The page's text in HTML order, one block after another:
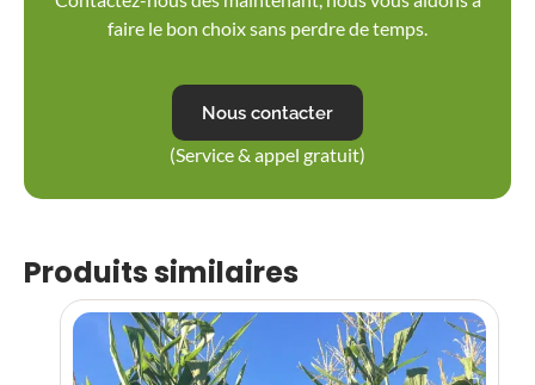
faire le bon choix sans perdre de temps.
Nous contacter
(Service & appel gratuit)
Produits similaires